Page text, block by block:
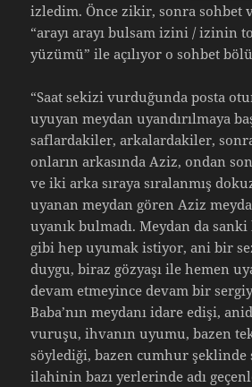
izledim. Önce zikir, sonra sohbet
“arayı arayı bulsam izini / izinin
yüzümü” ile açılıyor o sohbet
“Saat sekizi vurduğunda posta
uyuyan meydan uyandırılmaya
saflardakiler, arkalardakiler,
onların arkasında Aziz, ondan
ve iki arka sıraya sıralanmış
uyanan meydan gören Aziz
uyanık bulmadı. Meydan da
gibi hep uyumak istiyor, ani bir
duygu, biraz gözyaşı ile hemen
devam etmeyince devam bir
Baba’nın meydanı idare edişi,
vuruşu, ihvanın uyumu, bazen tek
söylediği, bazen cumhur
ilahinin bazı yerlerinde adı